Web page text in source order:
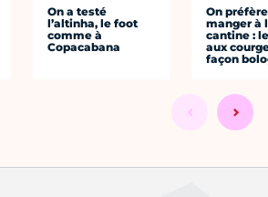
On a testé
l’altinha, le foot
comme à
Copacabana
On préfère
manger à
cantine :
aux
façon